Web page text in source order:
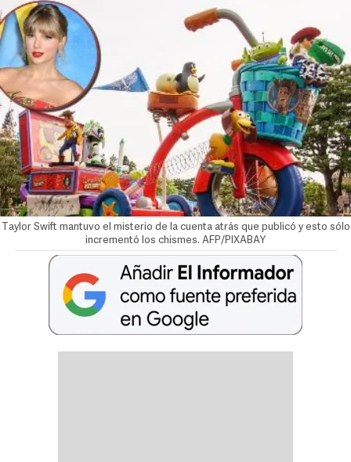
Taylor Swift mantuvo el misterio de la cuenta atrás que publicó y esto sólo
incrementó los chismes. AFP/PIXABAY